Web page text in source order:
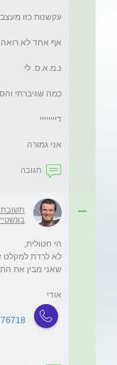
אני גמורה
תגובה
תשובת
לא לרדת למקלט
אודי